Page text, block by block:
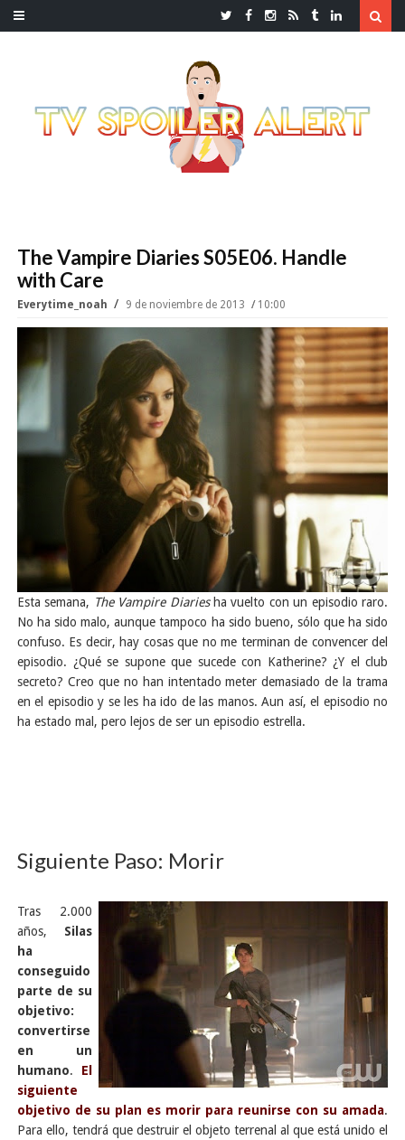
The Vampire Diaries S05E06. Handle
with Care
Everytime_noah 9 de noviembre de 2013 10:00
Esta semana, The Vampire Diariesha vuelto con un episodio raro.
No ha sido malo, aunque tampoco ha sido bueno, sólo que ha sido
confuso. Es decir, hay cosas que no me terminan de convencer del
episodio. ¿Qué se supone que sucede con Katherine? ¿Y el club
secreto? Creo que no han intentado meter demasiado de la trama
en el episodio y se les ha ido de las manos. Aun así, el episodio no
ha estado mal, pero lejos de ser un episodio estrella.
Siguiente Paso: Morir
Tras 2.000
años, Silas
ha
conseguido
parte de su
objetivo:
convertirse
en un
humano. El
siguiente
objetivo de su plan es morir para reunirse con su amada.
Para ello, tendrá que destruir el objeto terrenal al que está unido el